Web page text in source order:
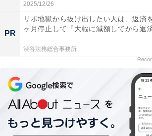
2025/12/26
PR
リボ地獄から抜け出したい人は、返済
ヶ月停止して『大幅に減額してから返
渋谷法務総合事務所